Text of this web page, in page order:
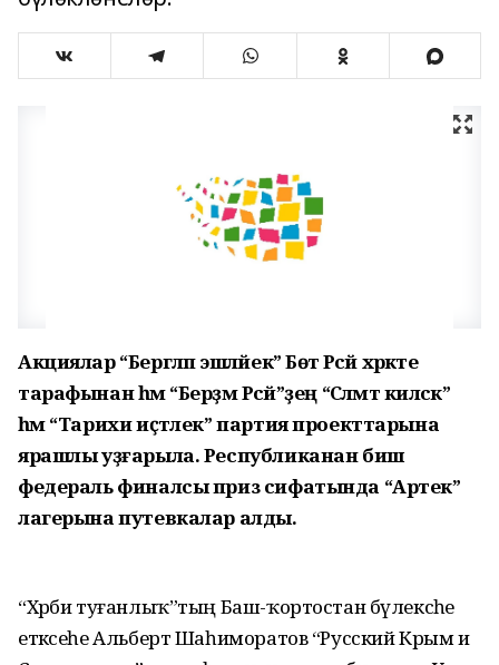
Акциялар “Бергәләп эшләйек” Бөтә Рәсәй хәрәкәте
тарафынан һәм “Берҙәм Рәсәй”ҙең “Сәләмәт киләсәк”
һәм “Тарихи иҫтәлек” партия проекттарына
ярашлы уҙғарыла. Республиканан биш
федераль финалсы приз сифатында “Артек”
лагерына путевкалар алды.
“Хәрби туғанлыҡ”тың Баш-ҡортостан бүлексәһе
етәксеһе Альберт Шаһиморатов “Русский Крым и